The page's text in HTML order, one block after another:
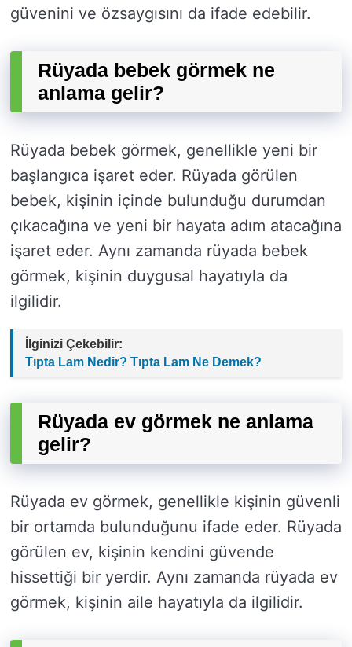
güvenini ve özsaygısını da ifade edebilir.
Rüyada bebek görmek ne
anlama gelir?
Rüyada bebek görmek, genellikle yeni bir
başlangıca işaret eder. Rüyada görülen
bebek, kişinin içinde bulunduğu durumdan
çıkacağına ve yeni bir hayata adım atacağına
işaret eder. Aynı zamanda rüyada bebek
görmek, kişinin duygusal hayatıyla da
ilgilidir.
İlginizi Çekebilir:
Tıpta Lam Nedir? Tıpta Lam Ne Demek?
Rüyada ev görmek ne anlama
gelir?
Rüyada ev görmek, genellikle kişinin güvenli
bir ortamda bulunduğunu ifade eder. Rüyada
görülen ev, kişinin kendini güvende
hissettiği bir yerdir. Aynı zamanda rüyada ev
görmek, kişinin aile hayatıyla da ilgilidir.